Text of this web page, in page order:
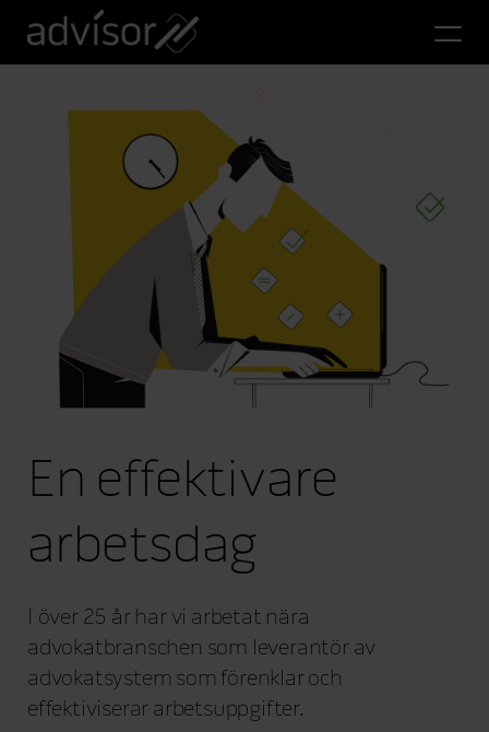
En effektivare
arbetsdag
I över 25 år har vi arbetat nära
advokatbranschen som leverantör av
advokatsystem som förenklar och
effektiviserar arbetsuppgifter.